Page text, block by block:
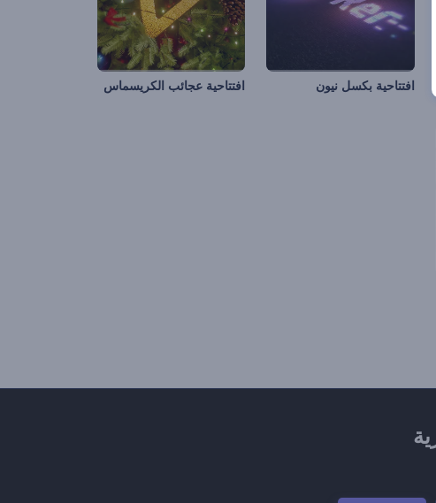
افتتاحية بكسل نيون افتتاحية عجائب الكريسماس